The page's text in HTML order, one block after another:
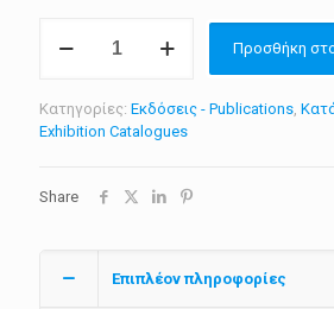
ΣΟΥΤΟΓΛΟΥ
ΓΡΗΓΟΡΑ
ποσότητα
Προσθήκη
Κατηγορίες: Εκδόσεις - Publications,
Exhibition Catalogues
Share
Επιπλέον πληροφορίες